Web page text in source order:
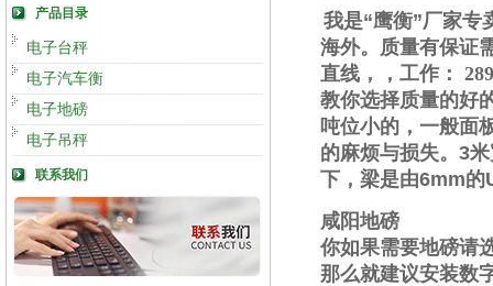
产品目录
电子台秤
电子汽车衡
电子地磅
电子吊秤
联系我们
我是“鹰衡”厂家专
海外。质量有保证
直线 ， ，工作 ：
教你选择质量的好
吨位小的，一般面
的麻烦与损失。 3
下，梁是由6mm的
咸阳地磅
你如果需要地磅请
那么就建议安装数